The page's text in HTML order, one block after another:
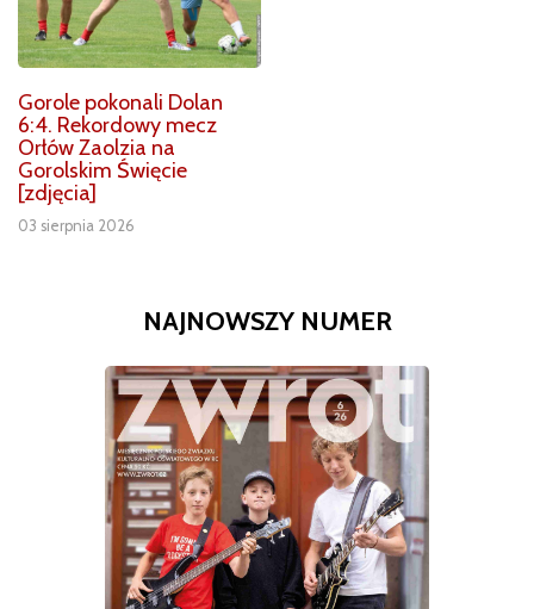
Gorole pokonali Dolan
6:4. Rekordowy mecz
Orłów Zaolzia na
Gorolskim Święcie
[zdjęcia]
03 sierpnia 2026
NAJNOWSZY NUMER